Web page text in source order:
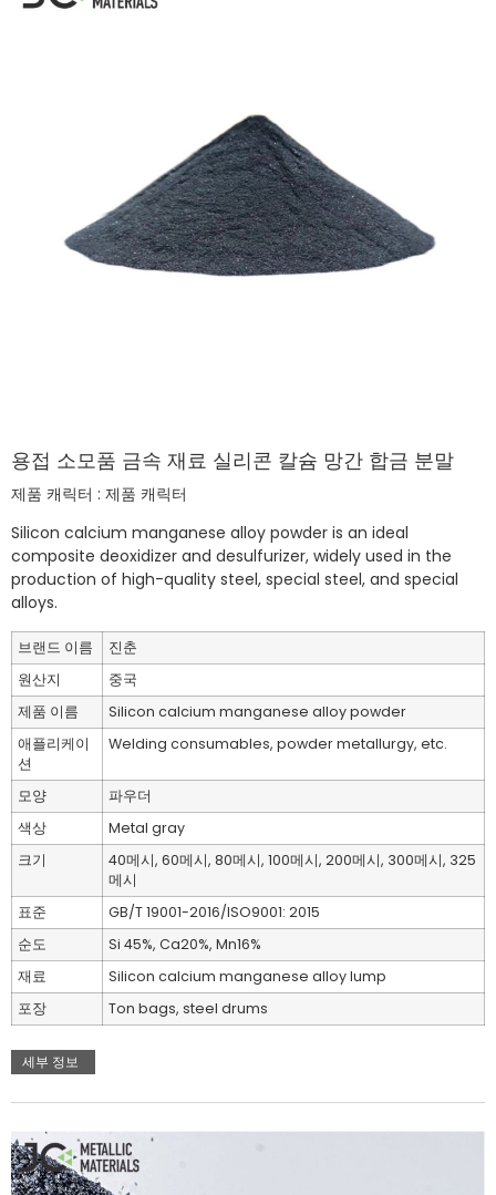
용접 소모품 금속 재료 실리콘 칼슘 망간 합금 분말
제품 캐릭터 : 제품 캐릭터
Silicon calcium manganese alloy powder is an ideal
composite deoxidizer and desulfurizer, widely used in the
production of high-quality steel, special steel, and special
alloys. ‌
브랜드 이름
진춘
원산지
중국
제품 이름
Silicon calcium manganese alloy powder
애플리케이
션
Welding consumables, powder metallurgy, etc.
모양
파우더
색상
Metal gray
크기
40메시, 60메시, 80메시, 100메시, 200메시, 300메시, 325
메시
표준
GB/T 19001-2016/ISO9001: 2015
순도
Si 45%, Ca20%, Mn16%
재료
Silicon calcium manganese alloy lump
포장
Ton bags, steel drums
세부 정보